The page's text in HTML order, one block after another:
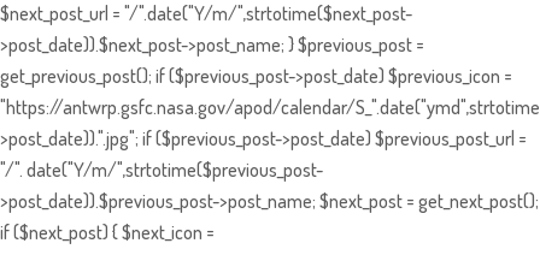
$next_post_url = "/".date("Y/m/",strtotime($next_post-
>post_date)).$next_post->post_name; } $previous_post =
get_previous_post(); if ($previous_post->post_date) $previous_icon =
"https://antwrp.gsfc.nasa.gov/apod/calendar/
>post_date)).".jpg"; if ($previous_post->post_date) $previous_post_url =
"/". date("Y/m/",strtotime($previous_post-
>post_date)).$previous_post->post_name; $next_post = get_next_post();
if ($next_post) { $next_icon =